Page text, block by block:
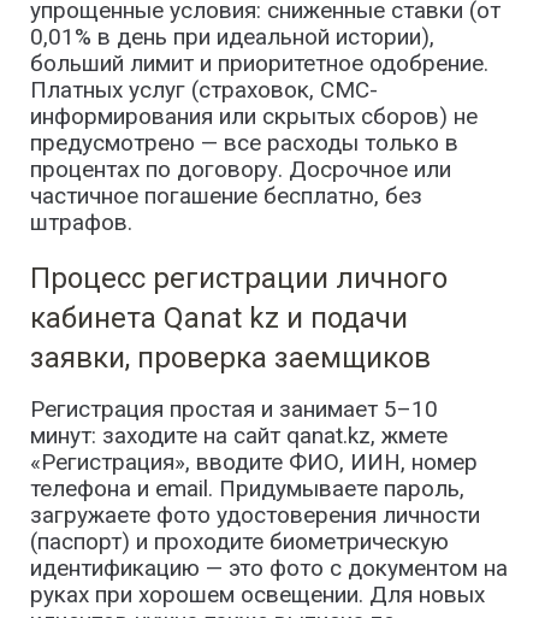
упрощенные условия: сниженные ставки (от
0,01% в день при идеальной истории),
больший лимит и приоритетное одобрение.
Платных услуг (страховок, СМС-
информирования или скрытых сборов) не
предусмотрено — все расходы только в
процентах по договору. Досрочное или
частичное погашение бесплатно, без
штрафов.
Процесс регистрации личного
кабинета Qanat kz и подачи
заявки, проверка заемщиков
Регистрация простая и занимает 5–10
минут: заходите на сайт qanat.kz, жмете
«Регистрация», вводите ФИО, ИИН, номер
телефона и email. Придумываете пароль,
загружаете фото удостоверения личности
(паспорт) и проходите биометрическую
идентификацию — это фото с документом на
руках при хорошем освещении. Для новых